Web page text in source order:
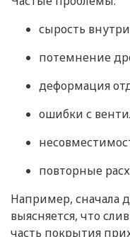
сырость
потемнение
деформация
ошибки с
повторные
Например, сначала
выясняется, что
часть покрытия